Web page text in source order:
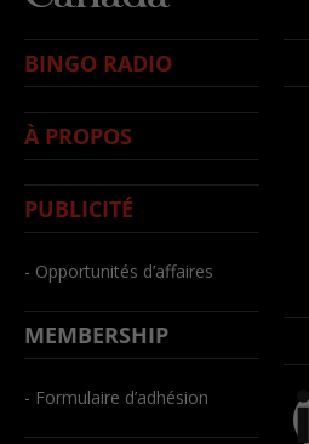
BINGO RADIO
À PROPOS
PUBLICITÉ
- Opportunités d’affaires
MEMBERSHIP
- Formulaire d’adhésion